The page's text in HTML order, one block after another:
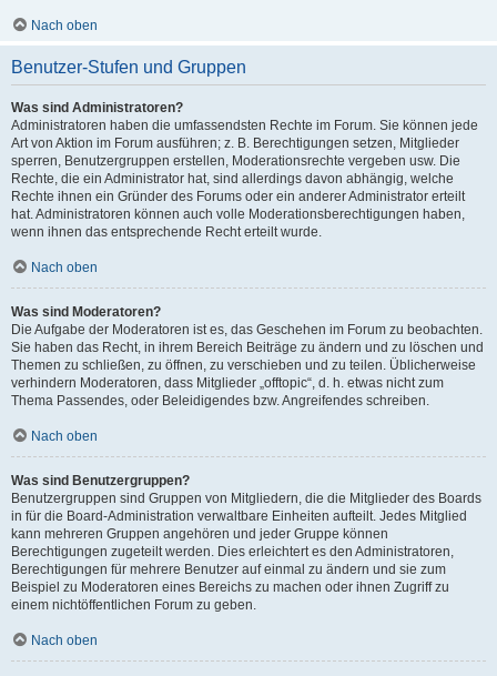
Nach oben
Benutzer-Stufen und Gruppen
Was sind Administratoren?
Administratoren haben die umfassendsten Rechte im Forum. Sie können jede
Art von Aktion im Forum ausführen; z. B. Berechtigungen setzen, Mitglieder
sperren, Benutzergruppen erstellen, Moderationsrechte vergeben usw. Die
Rechte, die ein Administrator hat, sind allerdings davon abhängig, welche
Rechte ihnen ein Gründer des Forums oder ein anderer Administrator erteilt
hat. Administratoren können auch volle Moderationsberechtigungen haben,
wenn ihnen das entsprechende Recht erteilt wurde.
Nach oben
Was sind Moderatoren?
Die Aufgabe der Moderatoren ist es, das Geschehen im Forum zu beobachten.
Sie haben das Recht, in ihrem Bereich Beiträge zu ändern und zu löschen und
Themen zu schließen, zu öffnen, zu verschieben und zu teilen. Üblicherweise
verhindern Moderatoren, dass Mitglieder „offtopic“, d. h. etwas nicht zum
Thema Passendes, oder Beleidigendes bzw. Angreifendes schreiben.
Nach oben
Was sind Benutzergruppen?
Benutzergruppen sind Gruppen von Mitgliedern, die die Mitglieder des Boards
in für die Board-Administration verwaltbare Einheiten aufteilt. Jedes Mitglied
kann mehreren Gruppen angehören und jeder Gruppe können
Berechtigungen zugeteilt werden. Dies erleichtert es den Administratoren,
Berechtigungen für mehrere Benutzer auf einmal zu ändern und sie zum
Beispiel zu Moderatoren eines Bereichs zu machen oder ihnen Zugriff zu
einem nichtöffentlichen Forum zu geben.
Nach oben